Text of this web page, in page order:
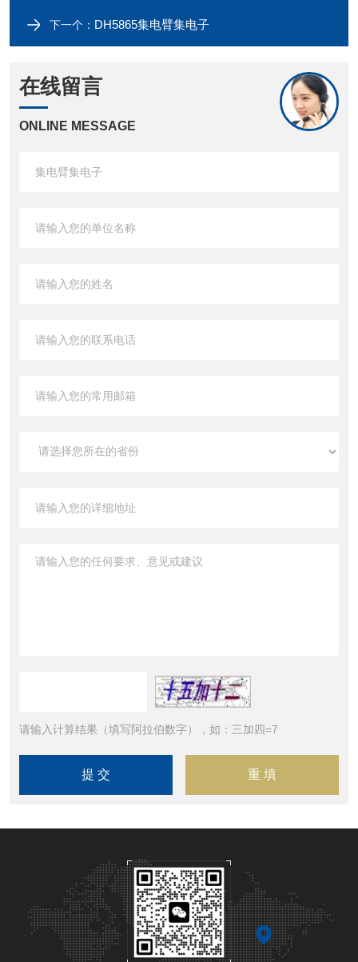
下一个： DH5865集电臂集电子
在线留言
ONLINE MESSAGE
请输入计算结果（填写阿拉伯数字），如：三加四=7